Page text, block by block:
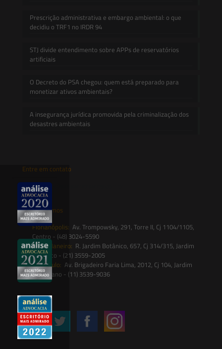
Prescrição administrativa e embargo ambiental: o que
decidiu o TRF1 no IRDR 94
STJ divide entendimento sobre APPs de reservatórios
artificiais
O Decreto do PSA chegou: quem está preparado para
monetizar ativos ambientais?
A insegurança jurídica promovida pela criminalização dos
desastres ambientais
Entre em contato
contato@saesadvogados.com.br
Onde estamos
Florianópolis: Av. Trompowsky, 291, Torre II, Cj 1104/1105,
Centro - (48) 3024-5590
Rio de Janeiro: R. Jardim Botânico, 657, Cj 314/315, Jardim
Botânico - (21) 3559-2005
São Paulo: Av. Brigadeiro Faria Lima, 2012, Cj 104, Jardim
Paulistano - (11) 3539-9036
Siga-nos